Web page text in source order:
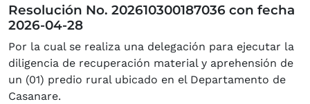
Resolución No. 202610300187036 con fecha
2026-04-28
Por la cual se realiza una delegación para ejecutar la
diligencia de recuperación material y aprehensión de
un (01) predio rural ubicado en el Departamento de
Casanare.